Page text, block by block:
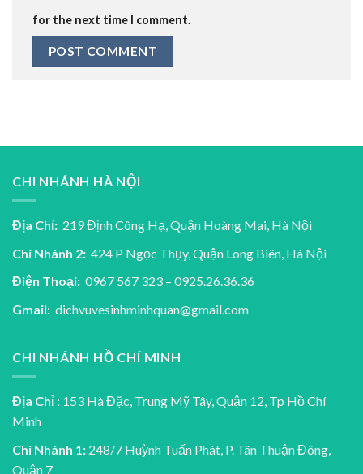
for the next time I comment.
CHI NHÁNH HÀ NỘI
Địa Chỉ: 219 Định Công Hạ, Quận Hoàng Mai, Hà Nội
Chí Nhánh 2: 424 P Ngọc Thụy, Quận Long Biên, Hà Nội
Điện Thoại: 0967 567 323 – 0925.26.36.36
Gmail: dichvuvesinhminhquan@gmail.com
CHI NHÁNH HỒ CHÍ MINH
Địa Chỉ : 153 Hà Đặc, Trung Mỹ Tây, Quận 12, Tp Hồ Chí
Minh
Chi Nhánh 1: 248/7 Huỳnh Tuấn Phát, P. Tân Thuận Đông,
Quận 7